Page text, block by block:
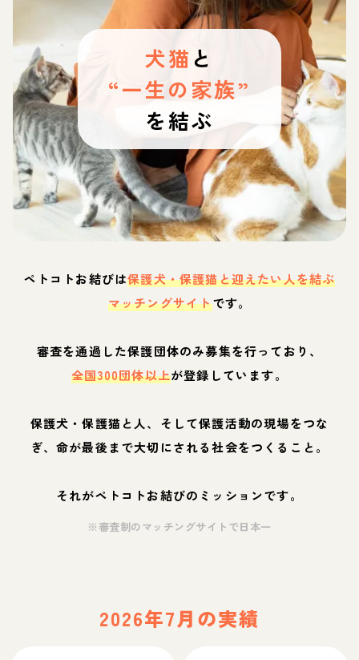
犬猫 と
“一生の家族”
を結ぶ
ペトコトお結びは保護犬・保護猫と迎えたい人を結ぶ
マッチングサイトです。
審査を通過した保護団体のみ募集を行っており、
全国300団体以上が登録しています。
保護犬・保護猫と人、そして保護活動の現場をつな
ぎ、命が最後まで大切にされる社会をつくること。
それがペトコトお結びのミッションです。
※審査制のマッチングサイトで日本一
2026年7月の実績